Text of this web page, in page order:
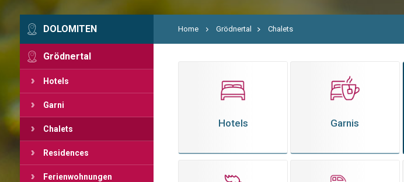
DOLOMITEN
Grödnertal
Hotels
Garni
Chalets
Residences
Ferienwohnungen
Home Grödnertal Chalets
Hotels Garnis